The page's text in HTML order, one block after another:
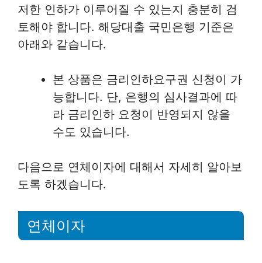
저한 인하가 이루어질 수 있는지 충분히 검
토해야 합니다. 해당대출 국민은행 기준은
아래와 같습니다.
본 상품은 금리인하요구권 신청이 가
능합니다. 단, 은행의 심사결과에 따
라 금리인하 요청이 반영되지 않을
수도 있습니다.
다음으로 연체이자에 대해서 자세히 알아보
도록 하겠습니다.
연체이자